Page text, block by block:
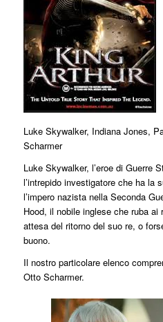
Luke Skywalker, Indiana Jones,
Scharmer
Luke Skywalker, l’eroe di Guerre
l’intrepido investigatore che ha la
l’impero nazista nella Seconda
Hood, il nobile inglese che ruba
attesa del ritorno del suo re, o
buono.
Il nostro particolare elenco
Otto Scharmer.